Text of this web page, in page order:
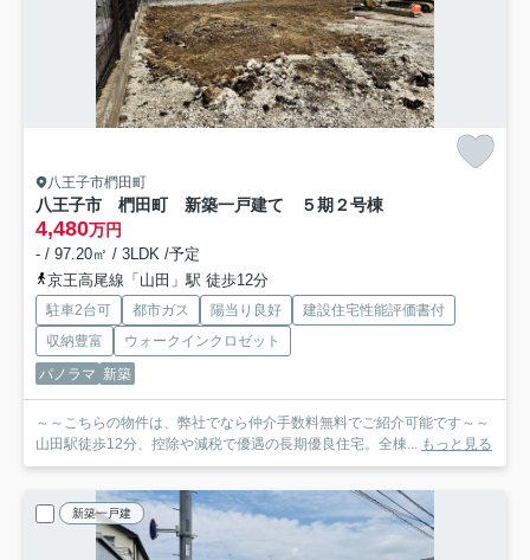
八王子市椚田町
八王子市 椚田町 新築一戸建て ５期 ２号棟
4,480万円
- / 97.20㎡ / 3LDK /予定
京王高尾線「山田」駅 徒歩12分
駐車2台可 都市ガス 陽当り良好
建設住宅性能評価書付
収納豊富
ウォークインクロゼット
パノラマ 新築
～～こちらの物件は、弊社でなら仲介手数料無料でご紹介可能です～～
山田駅徒歩12分、控除や減税で優遇の長期優良住宅。全棟... もっと見る
新築一戸建